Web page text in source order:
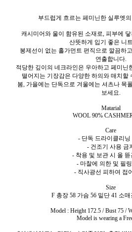
부드럽게 흐르는 페미닌한 실루엣
캐시미어와 울이 함유된 소재로, 피부에
산뜻하게 입기 좋은 니
봉제선이 없는 홀가먼트 편직으로 깔끔하
연출합니다.
적당한 깊이의 네크라인은 우아하고 페미닌
떨어지는 기장감은 다양한 하의와 매치할
봄, 가을에는 단독으로 겨울에는 셔츠나 목
보세요.
Matarial
WOOL 90%
Care
- 단독 드라이클리닝
- 건조기 사용 금
- 착용 및 보관 시 올 뜯
- 마찰에 의한 및 필
- 직사광선 피하여 접
Size
F 총장 58 가슴 56 밑단 41 소매
Model : Height 172.5 / Bust 75 /
Model is wearing a